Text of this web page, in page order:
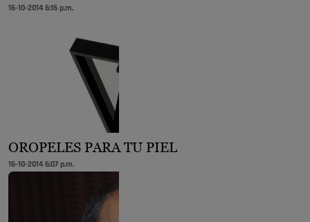
16-10-2014 6:16 p.m.
OROPELES PARA TU PIEL
16-10-2014 6:07 p.m.